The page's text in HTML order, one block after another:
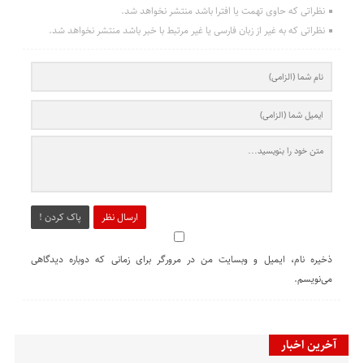
نظراتی که حاوی تهمت یا افترا باشد منتشر نخواهد شد.
نظراتی که به غیر از زبان فارسی یا غیر مرتبط با خبر باشد منتشر نخواهد شد.
ارسال نظر پاک کردن !
ذخیره نام، ایمیل و وبسایت من در مرورگر برای زمانی که دوباره دیدگاهی
می‌نویسم.
آخرین اخبار